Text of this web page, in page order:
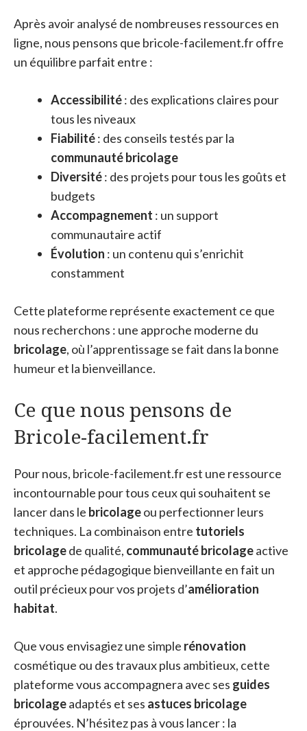
Après avoir analysé de nombreuses ressources en
ligne, nous pensons que bricole-facilement.fr offre
un équilibre parfait entre :
Accessibilité: des explications claires pour
tous les niveaux
Fiabilité: des conseils testés par la
communauté bricolage
Diversité: des projets pour tous les goûts et
budgets
Accompagnement : un support
communautaire actif
Évolution : un contenu qui s’enrichit
constamment
Cette plateforme représente exactement ce que
nous recherchons : une approche moderne du
bricolage, où l’apprentissage se fait dans la bonne
humeur et la bienveillance.
Ce que nous pensons de
Bricole-facilement.fr
Pour nous, bricole-facilement.fr est une ressource
incontournable pour tous ceux qui souhaitent se
lancer dans le bricolageou perfectionner leurs
techniques. La combinaison entre tutoriels
bricolagede qualité, communauté bricolageactive
et approche pédagogique bienveillante en fait un
outil précieux pour vos projets d’amélioration
habitat.
Que vous envisagiez une simple rénovation
cosmétique ou des travaux plus ambitieux, cette
plateforme vous accompagnera avec ses guides
bricolageadaptés et ses astuces bricolage
éprouvées. N’hésitez pas à vous lancer : la